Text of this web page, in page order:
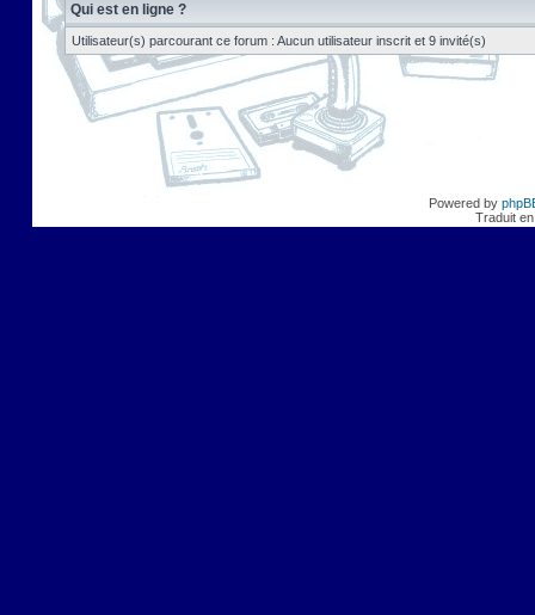
Qui est en ligne ?
Utilisateur(s) parcourant ce forum : Aucun utilisateur inscrit et 9 invité(s)
Powered by
Traduit